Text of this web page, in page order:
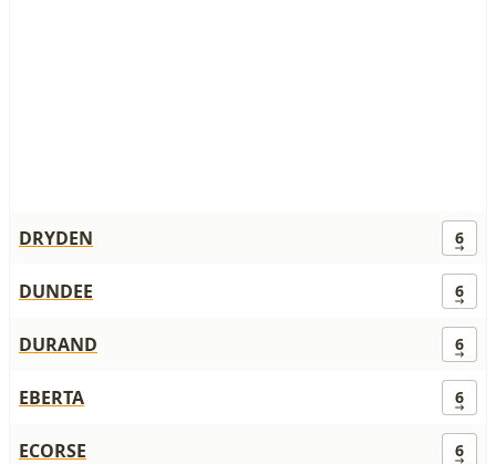
DRYDEN 6
DUNDEE 6
DURAND 6
EBERTA 6
ECORSE 6